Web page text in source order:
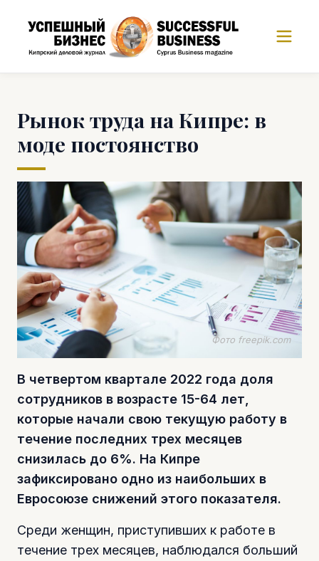
Рынок труда на Кипре: в
моде постоянство
Фото freepik.com
В четвертом квартале 2022 года доля
сотрудников в возрасте 15-64 лет,
которые начали свою текущую работу в
течение последних трех месяцев
снизилась до 6%. На Кипре
зафиксировано одно из наибольших в
Евросоюзе снижений этого показателя.
Среди женщин, приступивших к работе в
течение трех месяцев, наблюдался больший